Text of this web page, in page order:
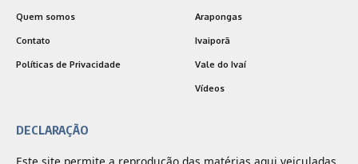
Quem somos
Contato
Políticas de Privacidade
Arapongas
Ivaiporã
Vale do Ivaí
Vídeos
DECLARAÇÃO